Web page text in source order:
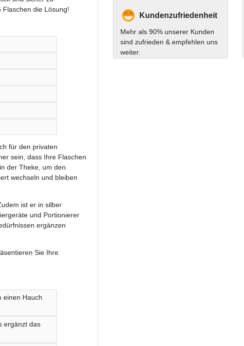
die Lösung!
für den privaten
sein, dass Ihre Flaschen
der Theke, um den
wechseln und bleiben
ist er in silber
und Portionierer
ergänzen
Sie Ihre
einen Hauch
ergänzt das
Kundenzufriedenheit
Mehr als 90% unserer Kunden
sind zufrieden & empfehlen uns
weiter.